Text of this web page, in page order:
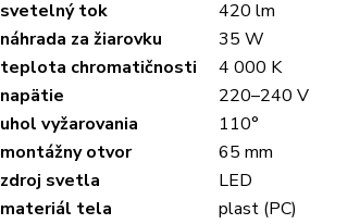
svetelný tok
420 lm
náhrada za žiarovku
35 W
teplota chromatičnosti
4 000 K
napätie
220–240 V
uhol vyžarovania
110°
montážny otvor
65 mm
zdroj svetla
LED
materiál tela
plast (PC)